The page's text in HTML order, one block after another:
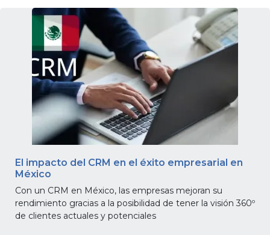
Iniciar
sesión
El impacto del CRM en el éxito empresarial en
México
Con un CRM en México, las empresas mejoran su
rendimiento gracias a la posibilidad de tener la visión 360º
de clientes actuales y potenciales